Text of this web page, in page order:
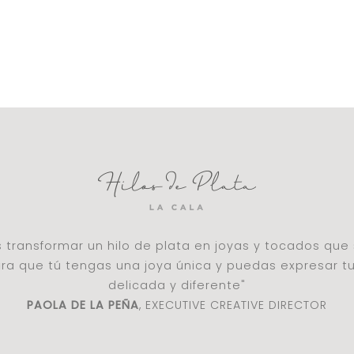
transformar un hilo de plata en joyas y tocados que
que tú tengas una joya única y puedas expresar
delicada y diferente"
PAOLA DE LA PEÑA, EXECUTIVE CREATIVE DIRECTOR